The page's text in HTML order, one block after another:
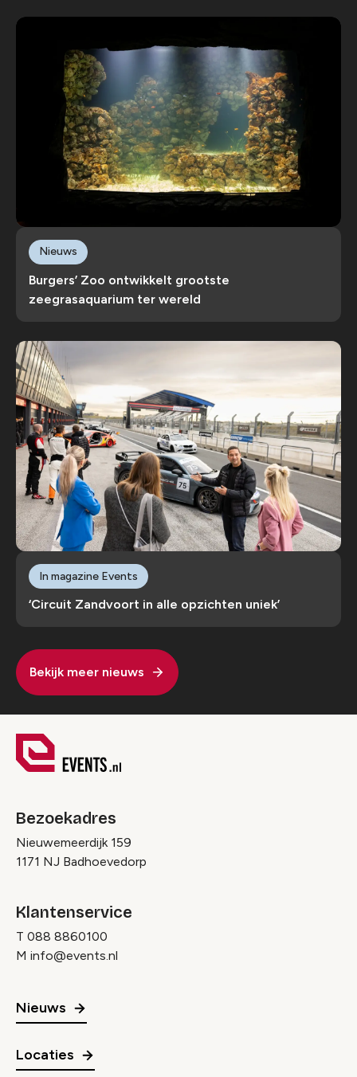
Burgers’ Zoo ontwikkelt grootste
zeegrasaquarium ter wereld
Nieuws
‘Circuit Zandvoort in alle opzichten uniek’
In magazine Events
Bekijk meer nieuws
Bezoekadres
Nieuwemeerdijk 159
1171 NJ Badhoevedorp
Klantenservice
T 088 8860100
M info@events.nl
Nieuws
Locaties